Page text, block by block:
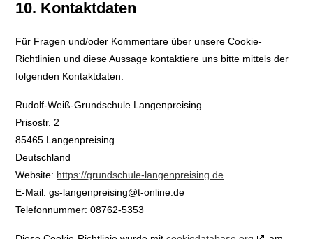
10. Kontaktdaten
Für Fragen und/oder Kommentare über unsere Cookie-
Richtlinien und diese Aussage kontaktiere uns bitte mittels der
folgenden Kontaktdaten:
Rudolf-Weiß-Grundschule Langenpreising
Prisostr. 2
85465 Langenpreising
Deutschland
Website: https://grundschule-langenpreising.de
E-Mail:gs-langenpreising@t-online.de
Telefonnummer: 08762-5353